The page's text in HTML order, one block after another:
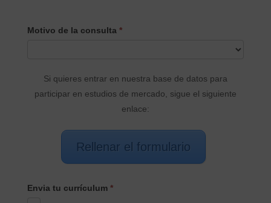
CONTACTO
Motivo de la consulta *
Si quieres entrar en nuestra base de datos para
participar en estudios de mercado, sigue el siguiente
enlace:
Rellenar el formulario
Envia tu currículum *